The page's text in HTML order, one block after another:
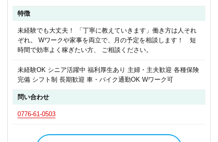
特徴
未経験でも大丈夫！ 「丁寧に教えていきます」働き方は人それ
ぞれ。 Wワークや家事を両立で、月の予定を相談します！ 短
時間で効率よく稼ぎたい方、 ご相談ください。
未経験OK シニア活躍中 福利厚生あり 主婦・主夫歓迎 各種保険
完備 シフト制 長期歓迎 車・バイク通勤OK Wワーク可
問い合わせ
0776-61-0503